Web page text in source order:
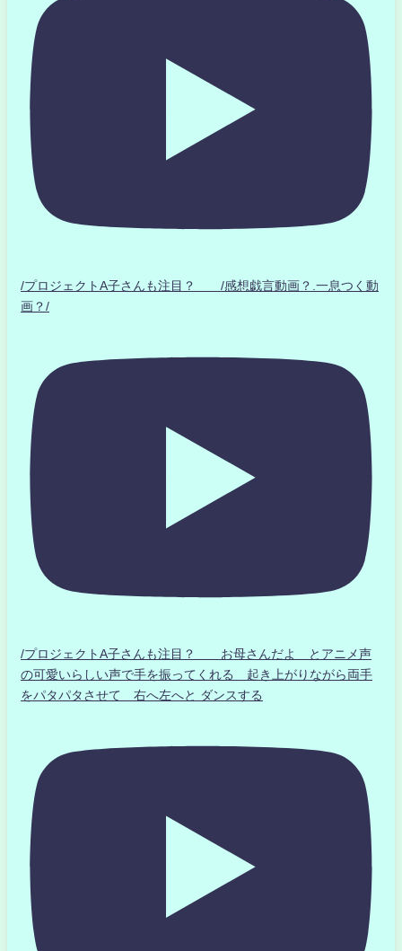
/プロジェクトA子さんも注目？ /感想戯言動画？.一息つく動
画？/
/プロジェクトA子さんも注目？ お母さんだよ とアニメ声
の可愛いらしい声で手を振ってくれる 起き上がりながら両手
をパタパタさせて 右へ左へと ダンスする